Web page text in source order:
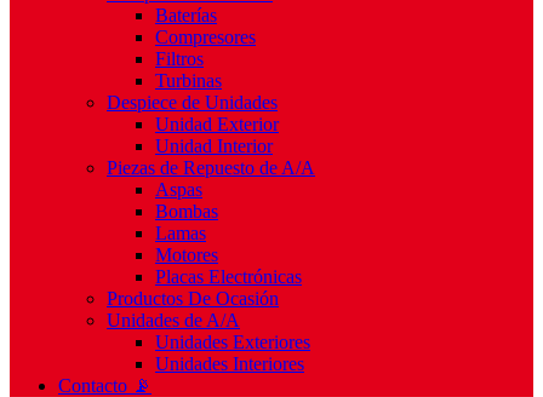
Baterías
Compresores
Filtros
Turbinas
Despiece de Unidades
Unidad Exterior
Unidad Interior
Piezas de Repuesto de A/A
Aspas
Bombas
Lamas
Motores
Placas Electrónicas
Productos De Ocasión
Unidades de A/A
Unidades Exteriores
Unidades Interiores
Contacto 📡